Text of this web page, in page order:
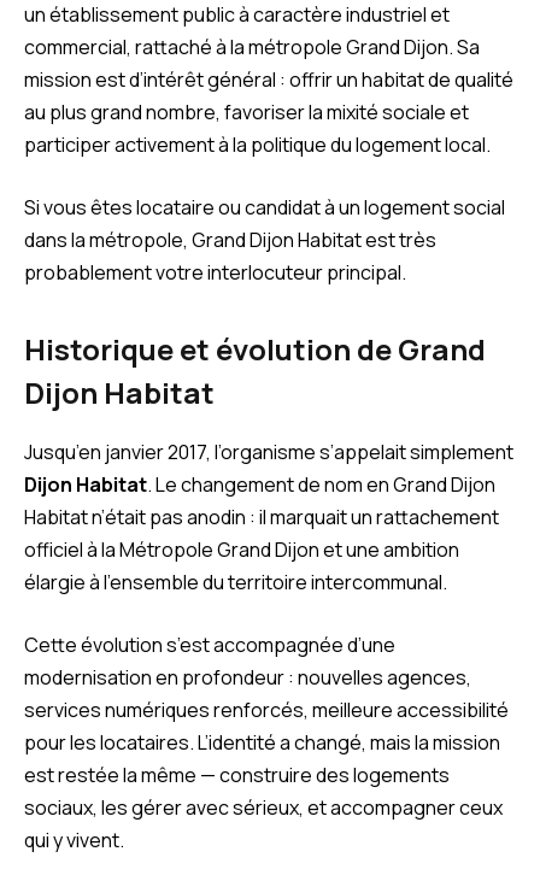
un établissement public à caractère industriel et
commercial, rattaché à la métropole Grand Dijon. Sa
mission est d’intérêt général : offrir un habitat de qualité
au plus grand nombre, favoriser la mixité sociale et
participer activement à la politique du logement local.
Si vous êtes locataire ou candidat à un logement social
dans la métropole, Grand Dijon Habitat est très
probablement votre interlocuteur principal.
Historique et évolution de Grand
Dijon Habitat
Jusqu’en janvier 2017, l’organisme s’appelait simplement
Dijon Habitat. Le changement de nom en Grand Dijon
Habitat n’était pas anodin : il marquait un rattachement
officiel à la Métropole Grand Dijon et une ambition
élargie à l’ensemble du territoire intercommunal.
Cette évolution s’est accompagnée d’une
modernisation en profondeur : nouvelles agences,
services numériques renforcés, meilleure accessibilité
pour les locataires. L’identité a changé, mais la mission
est restée la même — construire des logements
sociaux, les gérer avec sérieux, et accompagner ceux
qui y vivent.